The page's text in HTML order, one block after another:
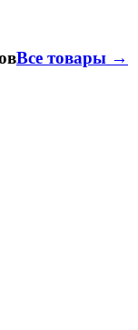
Все товары →